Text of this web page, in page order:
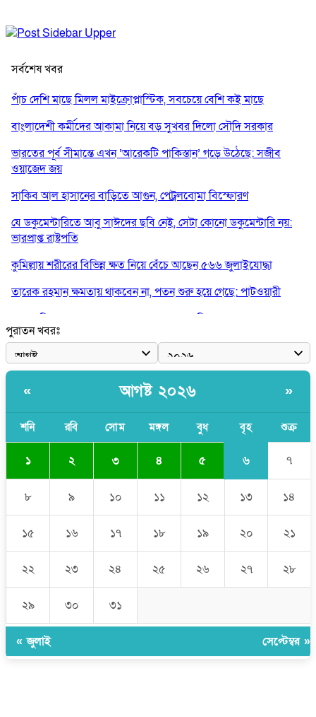
সর্বশেষ খবর
পাঁচ দেশি মাছে মিলল মাইক্রোপ্লাস্টিক, সবচেয়ে বেশি কই মাছে
বাংলাদেশী কর্মীদের আকামা নিয়ে বড় সুখবর দিলো সৌদি সরকার
ভারতের পূর্ব সীমান্তে এখন ‘আরেকটি পাকিস্তান’ গড়ে উঠেছে: সজীব
ওয়াজেদ জয়
সাকিব আল হাসানের বাড়িতে আগুন, পেট্রলবোমা বিস্ফোরণ
যে ডকুমেন্টারিতে আবু সাঈদের ছবি নেই, সেটা কোনো ডকুমেন্টারি নয়:
ভারপ্রাপ্ত রাষ্ট্রপতি
কুমিল্লায় শরীরের বিভিন্ন ক্ষত নিয়ে বেঁচে আছেন ৫৬৬ জুলাইযোদ্ধা
তারেক রহমান ক্ষমতায় থাকবেন না, পতন শুরু হয়ে গেছে: পাটওয়ারী
শেখ হাসিনাকে আর রাখতে চাচ্ছে না ভারত: আসিফ মাহমুদ
জুলাই কোনো শ্রেণি বা গোষ্ঠীর নয়, এটি সর্বস্তরের মানুষের: ড. ইউনূস
আলিয়া মাদ্রাসায় ছাত্রদল-শিবির সংঘর্ষ, হাতে পাইপ মাথায় হেলমেট পড়ে
মাঠে যুবদল নেতা নয়ন
পুরাতন খবরঃ
« আগষ্ট ২০২৬ »
শনি রবি সোম মঙ্গল বুধ বৃহ শুক্র
১ ২ ৩ ৪ ৫ ৬ ৭
৮ ৯ ১০ ১১ ১২ ১৩ ১৪
১৫ ১৬ ১৭ ১৮ ১৯ ২০ ২১
২২ ২৩ ২৪ ২৫ ২৬ ২৭ ২৮
২৯ ৩০ ৩১
« জুলাই সেপ্টেম্বর »